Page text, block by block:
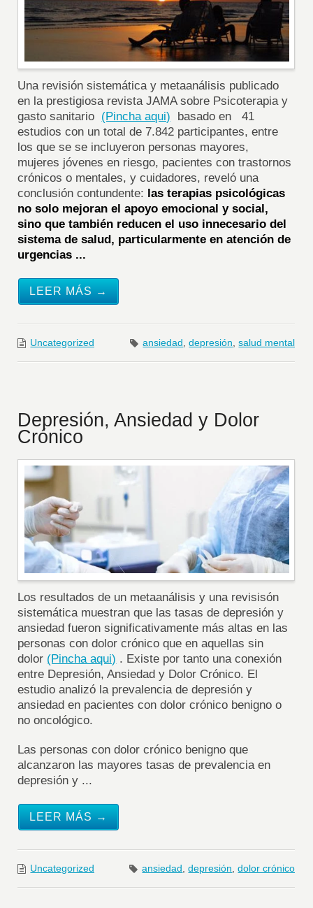
Una revisión sistemática y metaanálisis publicado
en la prestigiosa revista JAMA sobre Psicoterapia y
gasto sanitario (Pincha aqui) basado en 41
estudios con un total de 7.842 participantes, entre
los que se se incluyeron personas mayores,
mujeres jóvenes en riesgo, pacientes con trastornos
crónicos o mentales, y cuidadores, reveló una
conclusión contundente: las terapias psicológicas
no solo mejoran el apoyo emocional y social,
sino que también reducen el uso innecesario del
sistema de salud, particularmente en atención de
urgencias ...
LEER MÁS →
Uncategorized ansiedad ,depresión ,salud mental
Depresión, Ansiedad y Dolor
Crónico
Los resultados de un metaanálisis y una revisisón
sistemática muestran que las tasas de depresión y
ansiedad fueron significativamente más altas en las
personas con dolor crónico que en aquellas sin
dolor (Pincha aqui) . Existe por tanto una conexión
entre Depresión, Ansiedad y Dolor Crónico. El
estudio analizó la prevalencia de depresión y
ansiedad en pacientes con dolor crónico benigno o
no oncológico.
Las personas con dolor crónico benigno que
alcanzaron las mayores tasas de prevalencia en
depresión y ...
LEER MÁS →
Uncategorized ansiedad ,depresión ,dolor crónico